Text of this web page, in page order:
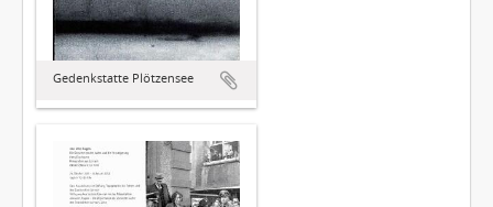
Gedenkstatte Plötzensee